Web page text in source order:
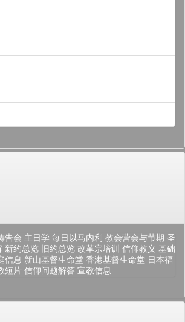
告会 主日学 每日以马内利 教会营会与节期 圣
新约总览 旧约总览 改革宗培训 信仰教义 基础
信息 新山基督生命堂 香港基督生命堂 日本福
短片 信仰问题解答 宣教信息